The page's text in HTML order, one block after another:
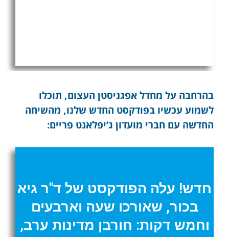
בהרחבה על מחדל אפגניסטן העצום, תוכלו
לשמוע עכשיו בפודקסט החדש שלנו, מהשיחה
החדשה עם חברי מועדון ג’יפלאנט פריים:
חדש! עלה הפודקסט של ד"ר גיא
בכור, שאורכו שעה וארבעים
וחמש דקות: חורבן מדינות ערב,